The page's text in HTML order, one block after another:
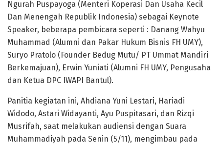
Ngurah Puspayoga (Menteri Koperasi Dan Usaha Kecil
Dan Menengah Republik Indonesia) sebagai Keynote
Speaker, beberapa pembicara seperti : Danang Wahyu
Muhammad (Alumni dan Pakar Hukum Bisnis FH UMY),
Suryo Pratolo (Founder Bedug Mutu/ PT Ummat Mandiri
Berkemajuan), Erwin Yuniati (Alumni FH UMY, Pengusaha
dan Ketua DPC IWAPI Bantul).
Panitia kegiatan ini, Ahdiana Yuni Lestari, Hariadi
Widodo, Astari Widayanti, Ayu Puspitasari, dan Rizqi
Musrifah, saat melakukan audiensi dengan Suara
Muhammadiyah pada Senin (5/11), mengimbau pada